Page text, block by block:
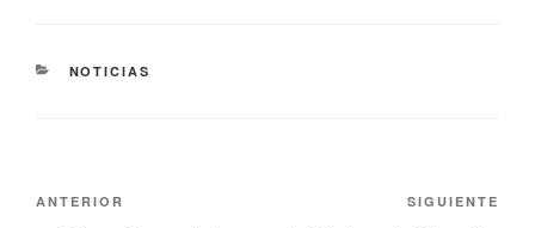
NOTICIAS
ANTERIOR SIGUIENTE